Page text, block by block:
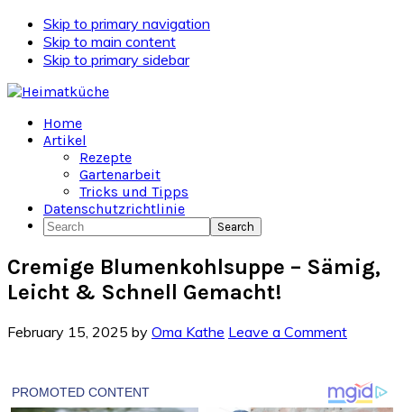
Skip to primary navigation
Skip to main content
Skip to primary sidebar
Home
Artikel
Rezepte
Gartenarbeit
Tricks und Tipps
Datenschutzrichtlinie
Search
Cremige Blumenkohlsuppe – Sämig,
Leicht & Schnell Gemacht!
February 15, 2025 by Oma Kathe Leave a Comment